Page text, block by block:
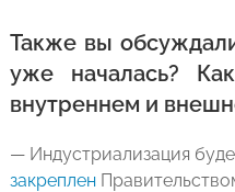
Также вы
уже началась?
внутреннем и
— Индустриализация
закреплен